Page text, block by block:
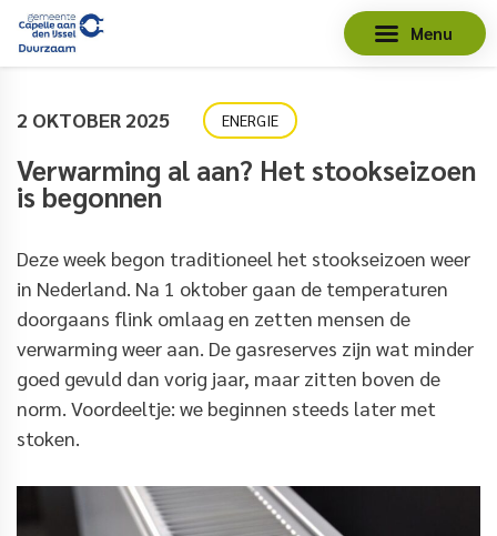
Menu
2 OKTOBER 2025 ENERGIE
Verwarming al aan? Het stookseizoen
is begonnen
Deze week begon traditioneel het stookseizoen weer
in Nederland. Na 1 oktober gaan de temperaturen
doorgaans flink omlaag en zetten mensen de
verwarming weer aan. De gasreserves zijn wat minder
goed gevuld dan vorig jaar, maar zitten boven de
norm. Voordeeltje: we beginnen steeds later met
stoken.